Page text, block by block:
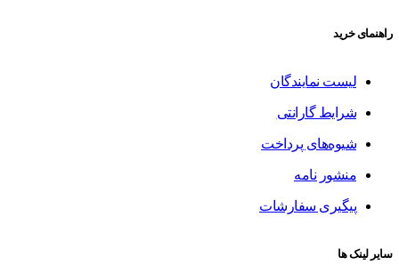
راهنمای خرید
لیست نمایندگان
شرایط گارانتی
شیوه‌های پرداخت
منشور نامه
پیگیری سفارشات
سایر لینک ها